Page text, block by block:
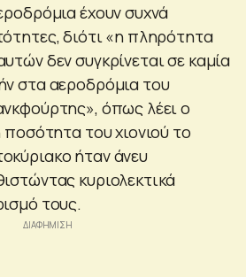
έχουν συχνά
διότι «η πληρότητα
δεν συγκρίνεται σε καμία
στα αεροδρόμια του
όπως λέει ο
του χιονιού το
ήταν άνευ
κυριολεκτικά
τους.